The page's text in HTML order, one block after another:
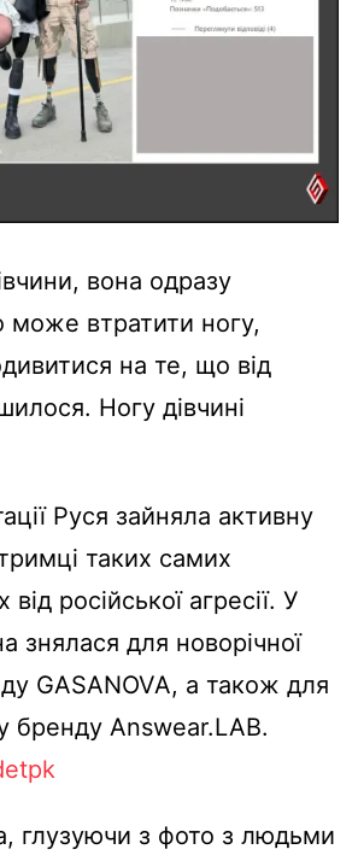
вона одразу
може втратити ногу,
на те, що від
Ногу дівчині
Руся зайняла активну
таких самих
російської агресії. У
знялася для новорічної
GASANOVA, а також для
бренду Answear.LAB.
глузуючи з фото з людьми